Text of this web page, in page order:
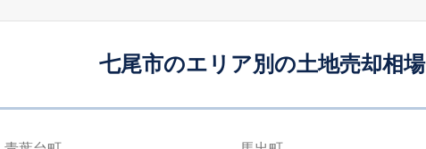
七尾市のエリア別の土地売却相場